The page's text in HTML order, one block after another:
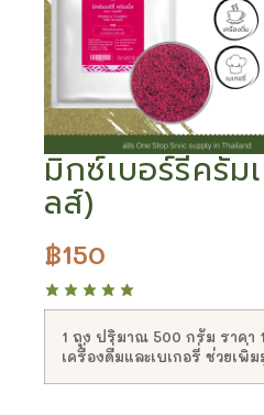
มิกซ์เบอร์รี่ครัม
ลส์)
฿150
1 ถุง ปริมาณ 500 กรัม ราคา
เครื่องดื่มและเบเกอรี่ ช่วยเ